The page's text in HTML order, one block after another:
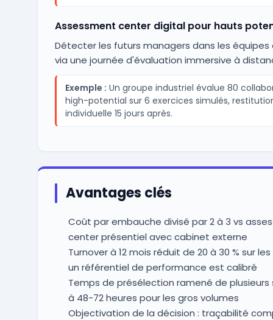
Assessment center digital pour hauts
Détecter les futurs managers dans les équipes
via une journée d'évaluation immersive à
Exemple : Un groupe industriel évalue 80
high-potential sur 6 exercices simulés,
individuelle 15 jours après.
Avantages clés
Coût par embauche divisé par 2 à 3 vs
center présentiel avec cabinet externe
Turnover à 12 mois réduit de 20 à 30 % sur
un référentiel de performance est calibré
Temps de présélection ramené de plusieurs
à 48-72 heures pour les gros volumes
Objectivation de la décision : traçabilité